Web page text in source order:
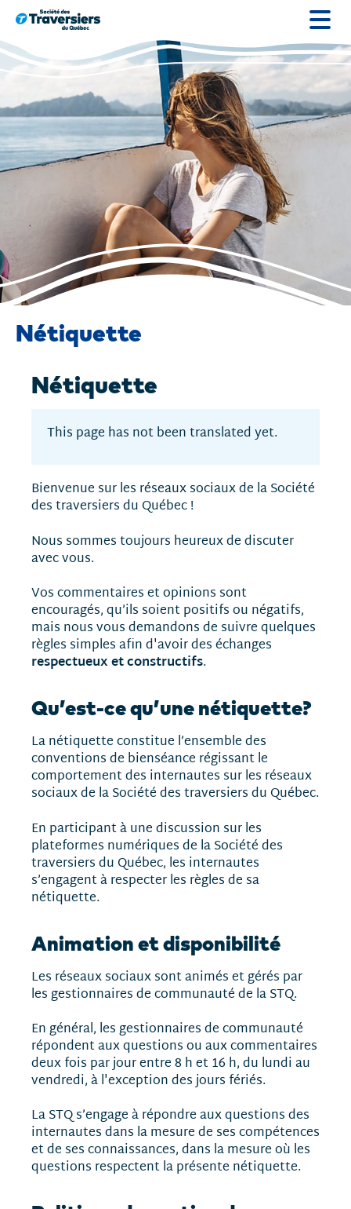
to
content
Nétiquette
Nétiquette
This page has not been translated yet.
Bienvenue sur les réseaux sociaux de la Société
des traversiers du Québec !
Nous sommes toujours heureux de discuter
avec vous.
Vos commentaires et opinions sont
encouragés, qu’ils soient positifs ou négatifs,
mais nous vous demandons de suivre quelques
règles simples afin d'avoir des échanges
respectueux et constructifs.
Qu’est-ce qu’une nétiquette?
La nétiquette constitue l’ensemble des
conventions de bienséance régissant le
comportement des internautes sur les réseaux
sociaux de la Société des traversiers du Québec.
En participant à une discussion sur les
plateformes numériques de la Société des
traversiers du Québec, les internautes
s’engagent à respecter les règles de sa
nétiquette.
Animation et disponibilité
Les réseaux sociaux sont animés et gérés par
les gestionnaires de communauté de la STQ.
En général, les gestionnaires de communauté
répondent aux questions ou aux commentaires
deux fois par jour entre 8 h et 16 h, du lundi au
vendredi, à l'exception des jours fériés.
La STQ s’engage à répondre aux questions des
internautes dans la mesure de ses compétences
et de ses connaissances, dans la mesure où les
questions respectent la présente nétiquette.